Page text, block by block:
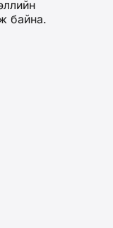
байна.